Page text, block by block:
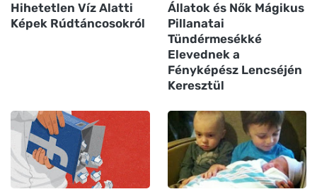
Hihetetlen Víz Alatti
Képek Rúdtáncosokról
Állatok és Nők Mágikus
Pillanatai
Tündérmesékké
Elevednek a
Fényképész Lencséjén
Keresztül